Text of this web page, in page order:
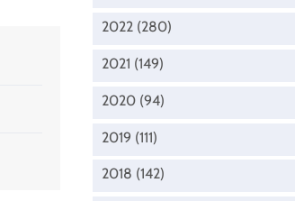
2022 (280)
2021 (149)
2020 (94)
2019 (111)
2018 (142)